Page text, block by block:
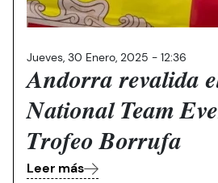
Jueves, 30 Enero, 2025 - 12:36
Andorra revalida
National Team
Trofeo Borrufa
Leer más